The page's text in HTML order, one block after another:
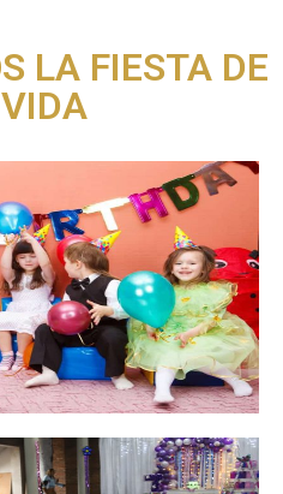
LA FIESTA DE